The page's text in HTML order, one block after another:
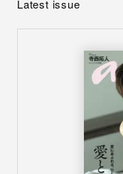
Latest issue